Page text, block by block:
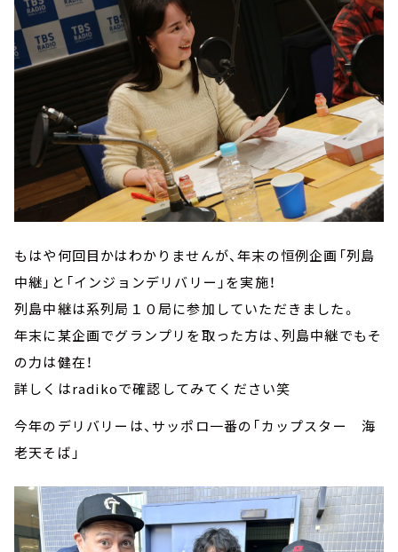
もはや何回目かはわかりませんが、年末の恒例企画「列島
中継」と「インジョンデリバリー」を実施！
列島中継は系列局１０局に参加していただきました。
年末に某企画でグランプリを取った方は、列島中継でもそ
の力は健在！
詳しくはradikoで確認してみてください笑
今年のデリバリーは、サッポロ一番の「カップスター 海
老天そば」